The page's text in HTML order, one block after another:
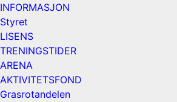
INFORMASJON
Styret
LISENS
TRENINGSTIDER
ARENA
AKTIVITETSFOND
Grasrotandelen